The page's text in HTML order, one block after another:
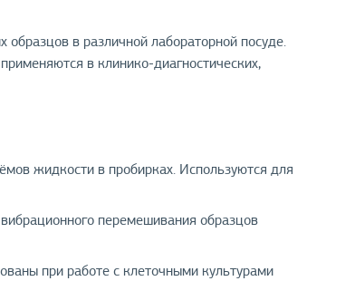
в различной лабораторной посуде.
в клинико-диагностических,
жидкости в пробирках. Используются для
перемешивания образцов
при работе с клеточными культурами